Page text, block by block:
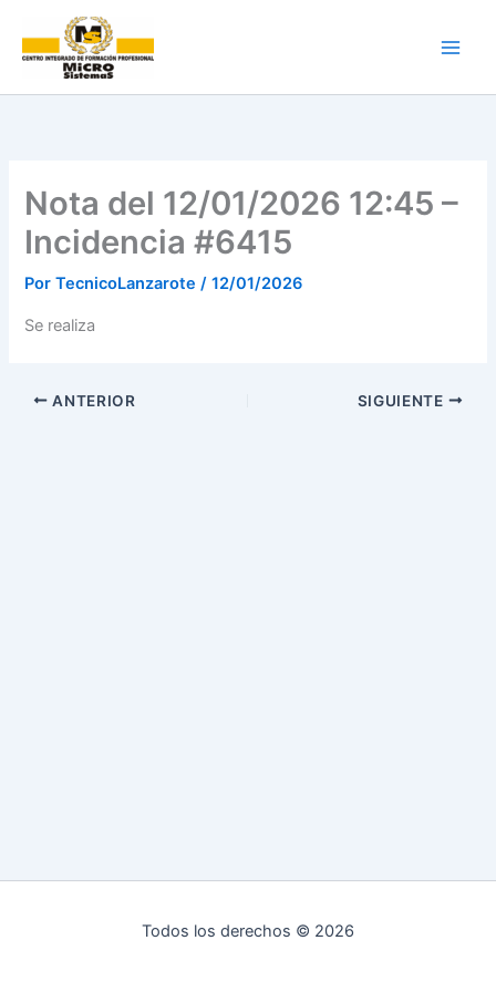
contenido
Nota del 12/01/2026 12:45 –
Incidencia #6415
PorTecnicoLanzarote/12/01/2026
Se realiza
ANTERIOR SIGUIENTE
Todos los derechos © 2026